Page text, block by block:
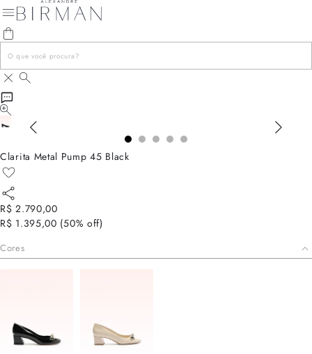
Clarita Metal Pump 45 Black
R$ 2.790,00
R$ 1.395,00 (50% off)
Cores